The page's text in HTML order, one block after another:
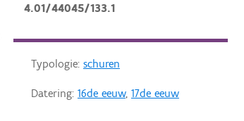
4.01/44045/133.1
Typologie: schuren
Datering: 16de eeuw, 17de eeuw